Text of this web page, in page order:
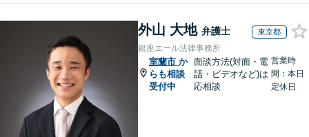
外山 大地 弁護士 東京都
銀座エール法律事務所
室蘭市 か
らも相談
受付中
面談方法(対面・電
話・ビデオなど)は
応相談
営業時
間：本日
定休日